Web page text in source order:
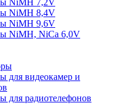
NiMH 7,2V
NiMH 8,4V
NiMH 9,6V
NiMH, NiCa 6,0V
для видеокамер и
для радиотелефонов